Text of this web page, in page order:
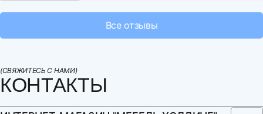
Дни отгрузки по предварительному согласованию, но не
Все отзывы
(СВЯЖИТЕСЬ С НАМИ)
КОНТАКТЫ